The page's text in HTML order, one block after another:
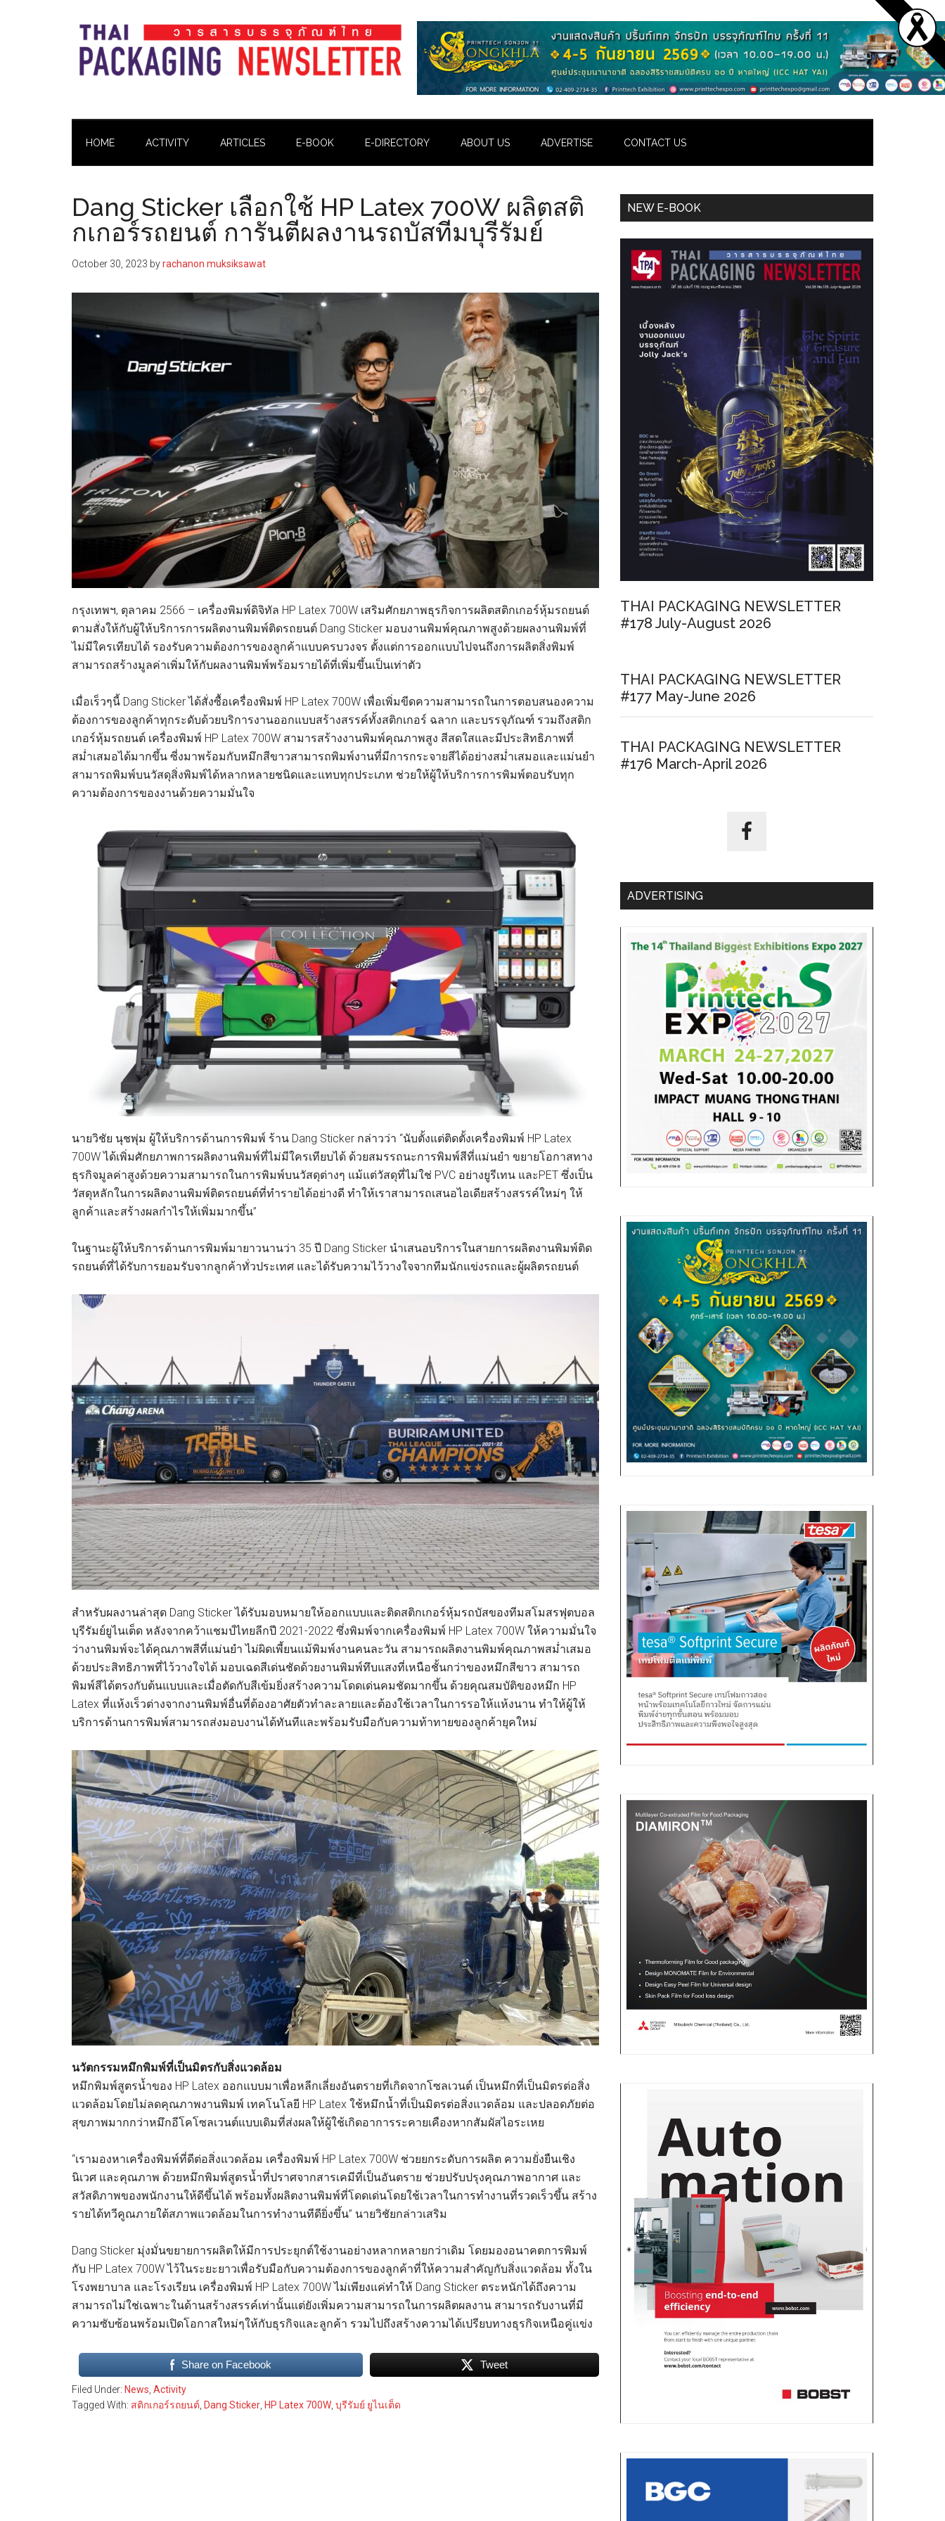
Pack
Magazine
HOME ACTIVITY ARTICLES E-BOOK E-DIRECTORY ABOUT US ADVERTISE CONTACT US
Dang Sticker เลือกใช้ HP Latex 700W ผลิตสติ
กเกอร์รถยนต์ การันตีผลงานรถบัสทีมบุรีรัมย์
October 30, 2023 byrachanon muksiksawat
กรุงเทพฯ, ตุลาคม 2566 – เครื่องพิมพ์ดิจิทัล HP Latex 700W เสริมศักยภาพธุรกิจการผลิตสติกเกอร์หุ้มรถยนต์
ตามสั่งให้กับผู้ให้บริการการผลิตงานพิมพ์ติดรถยนต์ Dang Sticker มอบงานพิมพ์คุณภาพสูงด้วยผลงานพิมพ์ที่
ไม่มีใครเทียบได้ รองรับความต้องการของลูกค้าแบบครบวงจร ตั้งแต่การออกแบบไปจนถึงการผลิตสิ่งพิมพ์
สามารถสร้างมูลค่าเพิ่มให้กับผลงานพิมพ์พร้อมรายได้ที่เพิ่มขึ้นเป็นเท่าตัว
เมื่อเร็วๆนี้ Dang Sticker ได้สั่งซื้อเครื่องพิมพ์ HP Latex 700W เพื่อเพิ่มขีดความสามารถในการตอบสนองความ
ต้องการของลูกค้าทุกระดับด้วยบริการงานออกแบบสร้างสรรค์ทั้งสติกเกอร์ ฉลาก และบรรจุภัณฑ์ รวมถึงสติก
เกอร์หุ้มรถยนต์ เครื่องพิมพ์ HP Latex 700W สามารสร้างงานพิมพ์คุณภาพสูง สีสดใสและมีประสิทธิภาพที่
สม่ำเสมอได้มากขึ้น ซี่งมาพร้อมกับหมึกสีขาวสามารถพิมพ์งานที่มีการกระจายสีได้อย่างสม่ำเสมอและแม่นยำ
สามารถพิมพ์บนวัสดุสิ่งพิมพ์ได้หลากหลายชนิดและแทบทุกประเภท ช่วยให้ผู้ให้บริการการพิมพ์ตอบรับทุก
ความต้องการของงานด้วยความมั่นใจ
นายวิชัย นุชพุ่ม ผู้ให้บริการด้านการพิมพ์ ร้าน Dang Sticker กล่าวว่า “นับตั้งแต่ติดตั้งเครื่องพิมพ์ HP Latex
700W ได้เพิ่มศักยภาพการผลิตงานพิมพ์ที่ไม่มีใครเทียบได้ ด้วยสมรรถนะการพิมพ์สีที่แม่นยำ ขยายโอกาสทาง
ธุรกิจมูลค่าสูงด้วยความสามารถในการพิมพ์บนวัสดุต่างๆ แม้แต่วัสดุที่ไม่ใช่ PVC อย่างยูรีเทน และPET ซึ่งเป็น
วัสดุหลักในการผลิตงานพิมพ์ติดรถยนต์ที่ทำรายได้อย่างดี ทำให้เราสามารถเสนอไอเดียสร้างสรรค์ใหม่ๆ ให้
ลูกค้าและสร้างผลกำไรให้เพิ่มมากขึ้น”
ในฐานะผู้ให้บริการด้านการพิมพ์มายาวนานว่า 35 ปี Dang Sticker นําเสนอบริการในสายการผลิตงานพิมพ์ติด
รถยนต์ที่ได้รับการยอมรับจากลูกค้าทั่วประเทศ และได้รับความไว้วางใจจากทีมนักแข่งรถและผู้ผลิตรถยนต์
สำหรับผลงานล่าสุด Dang Sticker ได้รับมอบหมายให้ออกแบบและติดสติกเกอร์หุ้มรถบัสของทีมสโมสรฟุตบอล
บุรีรัมย์ยูไนเต็ด หลังจากคว้าแชมป์ไทยลีกปี 2021-2022 ซึ่งพิมพ์จากเครื่องพิมพ์ HP Latex 700W ให้ความมั่นใจ
ว่างานพิมพ์จะได้คุณภาพสีที่แม่นยำ ไม่ผิดเพี้ยนแม้พิมพ์งานคนละวัน สามารถผลิตงานพิมพ์คุณภาพสม่ำเสมอ
ด้วยประสิทธิภาพที่ไว้วางใจได้ มอบเฉดสีเด่นชัดด้วยงานพิมพ์ทึบแสงที่เหนือชั้นกว่าของหมึกสีขาว สามารถ
พิมพ์สีได้ตรงกับต้นแบบและเมื่อตัดกับสีเข้มยิ่งสร้างความโดดเด่นคมชัดมากขึ้น ด้วยคุณสมบัติของหมึก HP
Latex ที่แห้งเร็วต่างจากงานพิมพ์อื่นที่ต้องอาศัยตัวทำละลายและต้องใช้เวลาในการรอให้แห้งนาน ทำให้ผู้ให้
บริการด้านการพิมพ์สามารถส่งมอบงานได้ทันทีและพร้อมรับมือกับความท้าทายของลูกค้ายุคใหม่
นวัตกรรมหมึกพิมพ์ที่เป็นมิตรกับสิ่งแวดล้อม
หมึกพิมพ์สูตรน้ำของ HP Latex ออกแบบมาเพื่อหลีกเลี่ยงอันตรายที่เกิดจากโซลเวนต์ เป็นหมึกที่เป็นมิตรต่อสิ่ง
แวดล้อมโดยไม่ลดคุณภาพงานพิมพ์ เทคโนโลยี HP Latex ใช้หมึกน้ำที่เป็นมิตรต่อสิ่งแวดล้อม และปลอดภัยต่อ
สุขภาพมากกว่าหมึกอีโคโซลเวนต์แบบเดิมที่ส่งผลให้ผู้ใช้เกิดอาการระคายเคืองหากสัมผัสไอระเหย
“เรามองหาเครื่องพิมพ์ที่ดีต่อสิ่งแวดล้อม เครื่องพิมพ์ HP Latex 700W ช่วยยกระดับการผลิต ความยั่งยืนเชิง
นิเวศ และคุณภาพ ด้วยหมึกพิมพ์สูตรน้ำที่ปราศจากสารเคมีที่เป็นอันตราย ช่วยปรับปรุงคุณภาพอากาศ และ
สวัสดิภาพของพนักงานให้ดีขึ้นได้ พร้อมทั้งผลิตงานพิมพ์ที่โดดเด่นโดยใช้เวลาในการทำงานที่รวดเร็วขึ้น สร้าง
รายได้ทวีคูณภายใต้สภาพแวดล้อมในการทำงานทีดียิ่งขึ้น” นายวิชัยกล่าวเสริม
Dang Sticker มุ่งมั่นขยายการผลิตให้มีการประยุกต์ใช้งานอย่างหลากหลายกว่าเดิม โดยมองอนาคตการพิมพ์
กับ HP Latex 700W ไว้ในระยะยาวเพื่อรับมือกับความต้องการของลูกค้าที่ให้ความสำคัญกับสิ่งแวดล้อม ทั้งใน
โรงพยาบาล และโรงเรียน เครื่องพิมพ์ HP Latex 700W ไม่เพียงแค่ทําให้ Dang Sticker ตระหนักได้ถึงความ
สามารถไม่ใช่เฉพาะในด้านสร้างสรรค์เท่านั้นแต่ยังเพิ่มความสามารถในการผลิตผลงาน สามารถรับงานที่มี
ความซับซ้อนพร้อมเปิดโอกาสใหม่ๆให้กับธุรกิจและลูกค้า รวมไปถึงสร้างความได้เปรียบทางธุรกิจเหนือคู่แข่ง
Share on Facebook Tweet
Filed Under: News Activity
Tagged With: สติกเกอร์รถยนต์ Dang Sticker HP Latex 700W บุรีรัมย์ ยูไนเต็ด
Primary
NEW E-BOOK
THAI PACKAGING NEWSLETTER
#178 July-August 2026
THAI PACKAGING NEWSLETTER
#177 May-June 2026
THAI PACKAGING NEWSLETTER
#176 March-April 2026
ADVERTISING